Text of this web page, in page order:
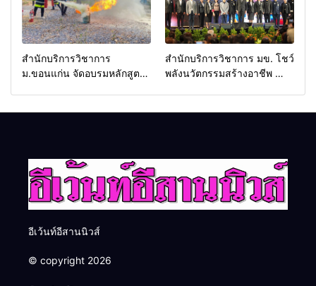
สำนักบริการวิชาการ
ม.ขอนแก่น จัดอบรมหลักสูตร
สำนักบริการวิชาการ มข. โชว์
พลังนวัตกรรมสร้างอาชีพ นำ
อีเว้นท์อีสานนิวส์
© copyright 2026